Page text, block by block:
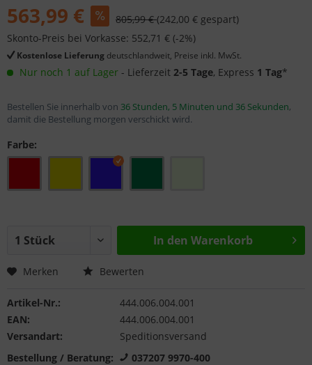
563,99 € 805,99 €(242,00 € gespart)
Skonto-Preis bei Vorkasse: 552,71 € (-2%)
Kostenlose Lieferung deutschlandweit, Preise inkl. MwSt.
Nur noch 1 auf Lager - Lieferzeit 2-5 Tage, Express 1 Tag*
Bestellen Sie innerhalb von 36 Stunden, 5 Minuten und 36 Sekunden,
damit die Bestellung morgen verschickt wird.
Farbe:
In den Warenkorb
Merken Bewerten
Artikel-Nr.:
444.006.004.001
EAN:
444.006.004.001
Versandart:
Speditionsversand
Bestellung / Beratung:
037207 9970-400